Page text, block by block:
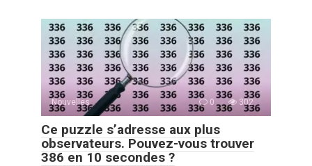
Nouvelles 0 302
Ce puzzle s’adresse aux plus
observateurs. Pouvez-vous trouver
386 en 10 secondes ?